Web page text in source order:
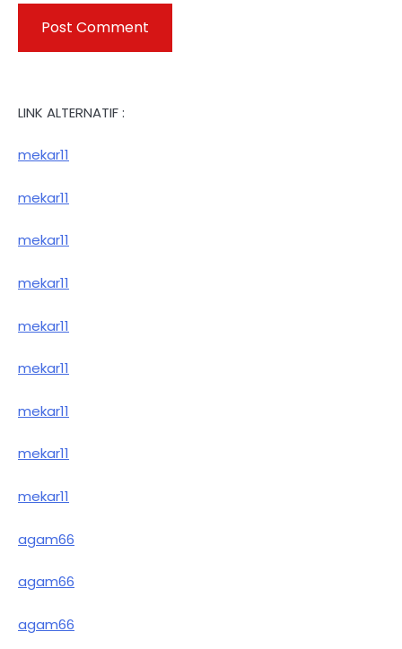
LINK ALTERNATIF :
mekar11
mekar11
mekar11
mekar11
mekar11
mekar11
mekar11
mekar11
mekar11
agam66
agam66
agam66